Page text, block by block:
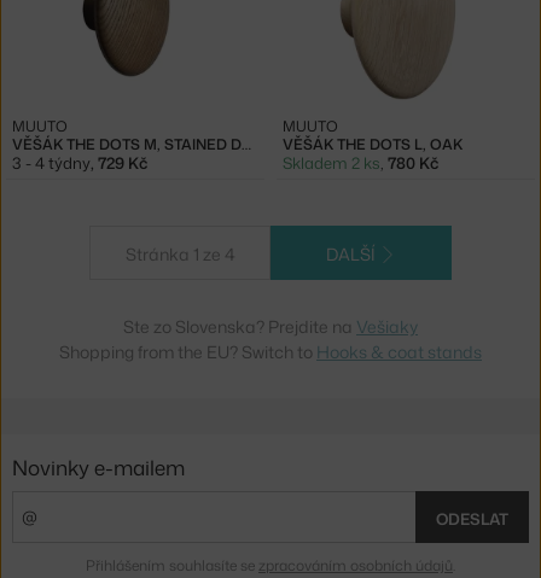
VĚŠÁK THE DOTS M, STAINED DARK BROWN
MUUTO
3 - 4 týdny, 729 Kč
VĚŠÁK THE DOTS L, OAK
MUUTO
Skladem 2 ks, 780 Kč
Stránka 1 ze 4 DALŠÍ
Ste zo Slovenska? Prejdite na Vešiaky
Shopping from the EU? Switch to Hooks & coat stands
Novinky e-mailem
ODESLAT
Přihlášením souhlasíte se zpracováním osobních údajů